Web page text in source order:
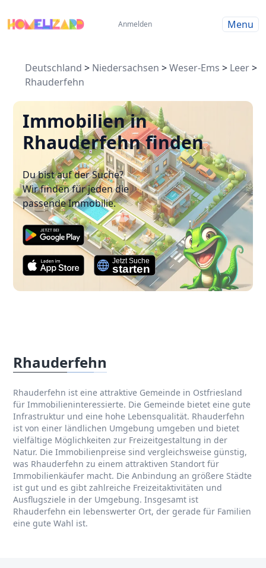
Anmelden Menu
Deutschland > Niedersachsen >Weser-Ems > Leer>
Rhauderfehn
Immobilien in
Rhauderfehn finden
Du bist auf der Suche?
Wir finden für jeden die
passende Immobilie.
Rhauderfehn
Rhauderfehn ist eine attraktive Gemeinde in Ostfriesland
für Immobilieninteressierte. Die Gemeinde bietet eine gute
Infrastruktur und eine hohe Lebensqualität. Rhauderfehn
ist von einer ländlichen Umgebung umgeben und bietet
vielfältige Möglichkeiten zur Freizeitgestaltung in der
Natur. Die Immobilienpreise sind vergleichsweise günstig,
was Rhauderfehn zu einem attraktiven Standort für
Immobilienkäufer macht. Die Anbindung an größere Städte
ist gut und es gibt zahlreiche Freizeitaktivitäten und
Ausflugsziele in der Umgebung. Insgesamt ist
Rhauderfehn ein lebenswerter Ort, der gerade für Familien
eine gute Wahl ist.